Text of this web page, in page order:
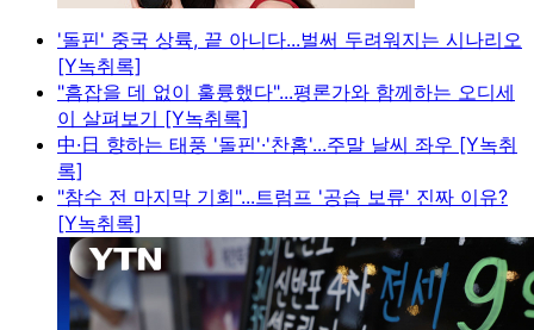
'돌핀' 중국 상륙, 끝 아니다...벌써 두려워지는 시나리오
[Y녹취록]
"흠잡을 데 없이 훌륭했다"...평론가와 함께하는 오디세
이 살펴보기 [Y녹취록]
中·日 향하는 태풍 '돌핀'·'찬홈'...주말 날씨 좌우 [Y녹취
록]
"참수 전 마지막 기회"...트럼프 '공습 보류' 진짜 이유?
[Y녹취록]